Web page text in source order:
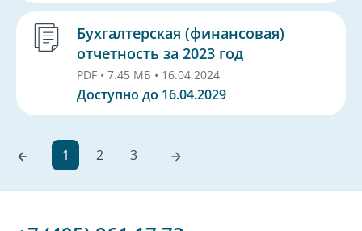
Бухгалтерская (финансовая)
отчетность за 2023 год
PDF • 7.45 МБ • 16.04.2024
Доступно до 16.04.2029
1 2 3